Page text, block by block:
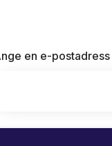
en e-postadress